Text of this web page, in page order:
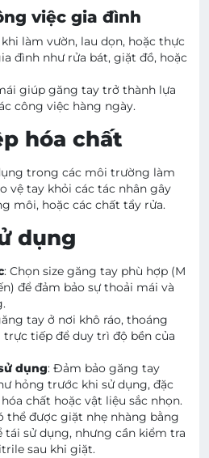
việc gia đình
làm vườn, lau dọn, hoặc thực
đình như rửa bát, giặt đồ, hoặc
giúp găng tay trở thành lựa
công việc hàng ngày.
hóa chất
trong các môi trường làm
vệ tay khỏi các tác nhân gây
môi, hoặc các chất tẩy rửa.
dụng
: Chọn size găng tay phù hợp (M
để đảm bảo sự thoải mái và
tay ở nơi khô ráo, thoáng
tiếp để duy trì độ bền của
dụng: Đảm bảo găng tay
hỏng trước khi sử dụng, đặc
chất hoặc vật liệu sắc nhọn.
thể được giặt nhẹ nhàng bằng
tái sử dụng, nhưng cần kiểm tra
sau khi giặt.